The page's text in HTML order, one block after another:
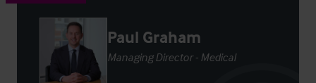
Paul Graham
Managing Director - Medical